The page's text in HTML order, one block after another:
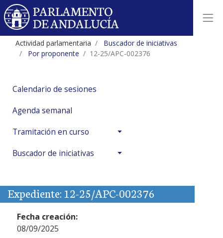
Actividad parlamentaria
Buscador de iniciativas
Por proponente
12-25/APC-002376
Calendario de sesiones
Agenda semanal
Tramitación en curso
Buscador de iniciativas
Expediente: 12-25/APC-002376
Fecha creación:
08/09/2025